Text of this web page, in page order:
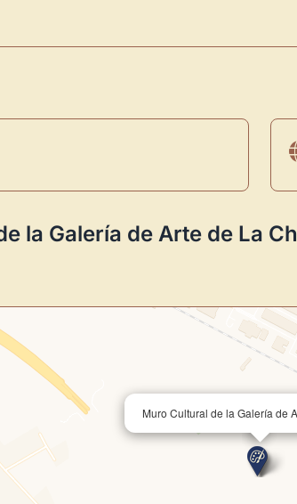
la Galería de Arte de La
Muro Cultural de la Galería de
Publica y
Recibe y
Sigue las
Crear